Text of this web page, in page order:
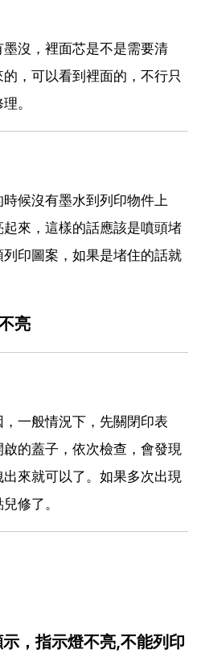
沒，裡面芯是不是需要清
，可以看到裡面的，不行只
。
候沒有墨水到列印物件上
來，這樣的話應該是噴頭堵
印圖案，如果是堵住的話就
亮
一般情況下，先關閉印表
的蓋子，依次檢查，會發現
來就可以了。如果多次出現
修了。
，指示燈不亮,不能列印